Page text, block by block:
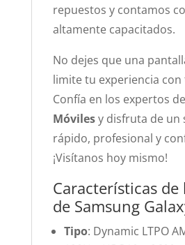
repuestos y contamos
altamente capacitados.
No dejes que una
limite tu experiencia con
Confía en los expertos de
Móvilesy disfruta de un
rápido, profesional y
¡Visítanos hoy mismo!
Características
de Samsung
Tipo: Dynamic LTPO